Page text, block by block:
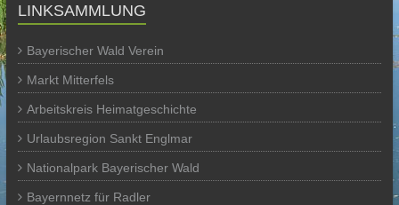
LINKSAMMLUNG
Bayerischer Wald Verein
Markt Mitterfels
Arbeitskreis Heimatgeschichte
Urlaubsregion Sankt Englmar
Nationalpark Bayerischer Wald
Bayernnetz für Radler